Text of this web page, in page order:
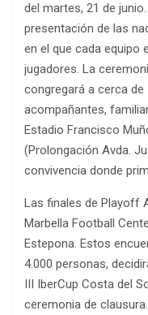
del martes, 21 de
presentación de las
en el que cada equipo
jugadores. La
congregará a cerca
acompañantes,
Estadio Francisco
(Prolongación Avda.
convivencia donde
Las finales de Playoff
Marbella Football
Estepona. Estos
4.000 personas,
III IberCup Costa del
ceremonia de clausura.